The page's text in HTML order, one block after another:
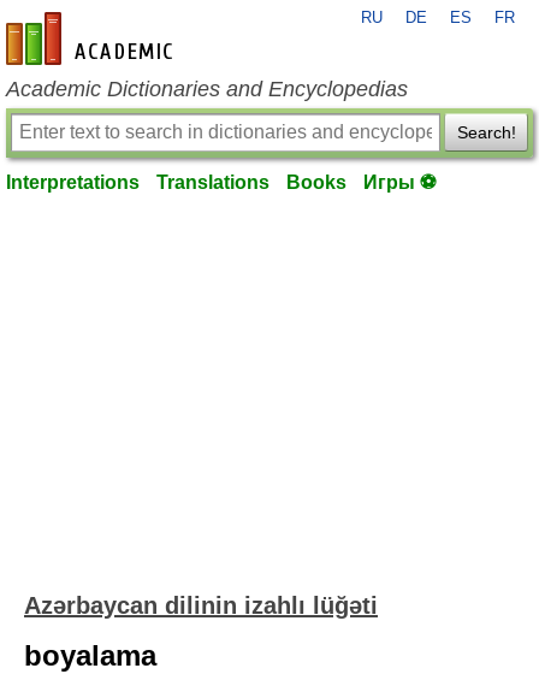
en-academic.com
RU DE ES FR
Academic Dictionaries and Encyclopedias
Search!
Interpretations Translations Books Игры ⚽
Azərbaycan dilinin izahlı lüğəti
boyalama